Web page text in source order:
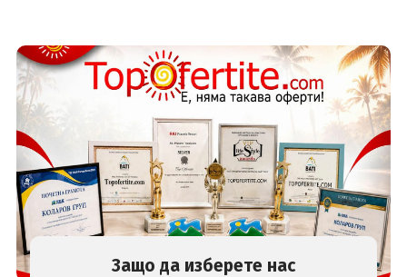
Защо да изберете нас